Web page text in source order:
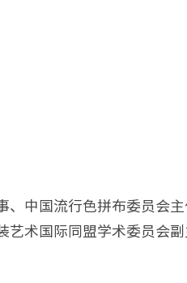
中国流行色拼布委员会主
术国际同盟学术委员会副